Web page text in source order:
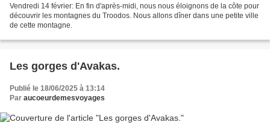
Vendredi 14 février: En fin d'après-midi, nous nous éloignons de la côte pour
découvrir les montagnes du Troodos. Nous allons dîner dans une petite ville
de cette montagne.
Les gorges d'Avakas.
Publié le 18/06/2025 à 13:14
Par aucoeurdemesvoyages